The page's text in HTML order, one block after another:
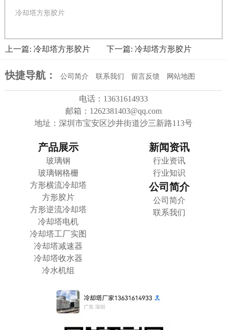
冷却塔方形胶片
上一篇: 冷却塔方形胶片 下一篇: 冷却塔方形胶片
快捷导航： 公司简介 联系我们 留言反馈 网站地图
电话：13631614933
邮箱：1262381403@qq.com
地址：深圳市宝安区沙井街道沙三新路113号
产品展示
玻璃钢
玻璃钢格栅
方形横流冷却塔
方形胶片
方形逆流冷却塔
冷却塔电机
冷却塔工厂实图
冷却塔减速器
冷却塔收水器
冷水机组
新闻资讯
行业资讯
行业知识
公司简介
公司简介
联系我们